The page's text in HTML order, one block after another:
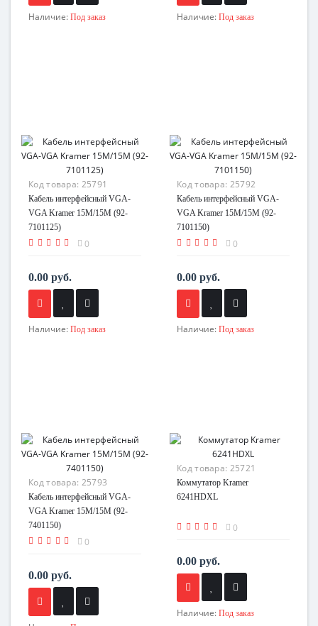
Наличие: Под заказ Наличие: Под заказ
Код товара: 25791
Кабель интерфейсный VGA-
VGA Kramer 15M/15M (92-
7101125)
0
0.00 руб.
Наличие: Под заказ
Код товара: 25792
Кабель интерфейсный VGA-
VGA Kramer 15M/15M (92-
7101150)
0
0.00 руб.
Наличие: Под заказ
Код товара: 25793
Кабель интерфейсный VGA-
VGA Kramer 15M/15M (92-
7401150)
0
0.00 руб.
Код товара: 25721
Коммутатор Kramer
6241HDXL
0
0.00 руб.
Наличие: Под заказ